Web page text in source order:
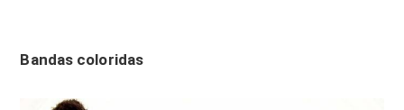
Bandas coloridas